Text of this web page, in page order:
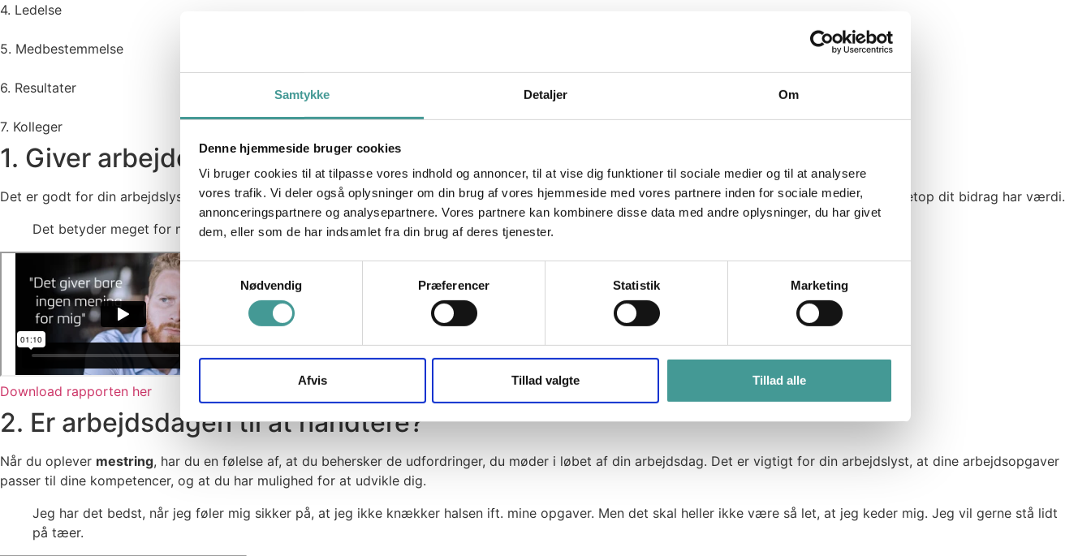
Samtykke Detaljer Om
Denne hjemmeside bruger cookies
Vi bruger cookies til at tilpasse vores indhold og annoncer, til at vise dig funktioner til sociale medier og til at analysere
vores trafik. Vi deler også oplysninger om din brug af vores hjemmeside med vores partnere inden for sociale medier,
annonceringspartnere og analysepartnere. Vores partnere kan kombinere disse data med andre oplysninger, du har givet
dem, eller som de har indsamlet fra din brug af deres tjenester.
Samtykkevalg
Nødvendig
Præferencer Statistik Marketing
Afvis Tillad valgte Tillad alle
4. Ledelse
5. Medbestemmelse
6. Resultater
7. Kolleger
1. Giver arbejdet mening?
Det er godt for din arbejdslyst, når du oplever, at du bruger dit arbejdsliv på noget, der givermeningfor dig selv og andre – og når du kan se, at netop dit bidrag har værdi.
Det betyder meget for min motivation, at jeg har en fornemmelse af, at min indsats nytter noget.
Download rapporten her
2. Er arbejdsdagen til at håndtere?
Når du oplever mestring, har du en følelse af, at du behersker de udfordringer, du møder i løbet af din arbejdsdag. Det er vigtigt for din arbejdslyst, at dine arbejdsopgaver
passer til dine kompetencer, og at du har mulighed for at udvikle dig.
Jeg har det bedst, når jeg føler mig sikker på, at jeg ikke knækker halsen ift. mine opgaver. Men det skal heller ikke være så let, at jeg keder mig. Jeg vil gerne stå lidt
på tæer.